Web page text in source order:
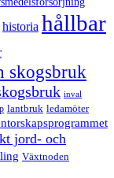
historia hållbar
skogsbruk
inval
lantbruk ledamöter
jord- och
Växtnoden